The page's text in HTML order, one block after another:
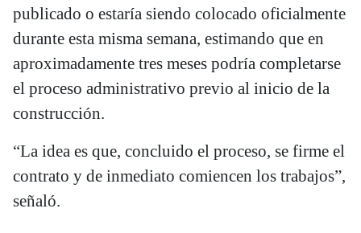
publicado o estaría siendo colocado oficialmente
durante esta misma semana, estimando que en
aproximadamente tres meses podría completarse
el proceso administrativo previo al inicio de la
construcción.
“La idea es que, concluido el proceso, se firme el
contrato y de inmediato comiencen los trabajos”,
señaló.